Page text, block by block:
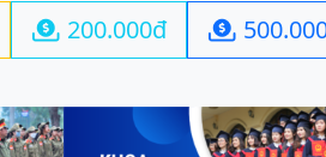
 200.000đ 